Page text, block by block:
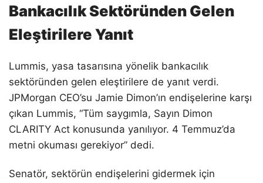
Bankacılık Sektöründen Gelen
Eleştirilere Yanıt
Lummis, yasa tasarısına yönelik bankacılık
sektöründen gelen eleştirilere de yanıt verdi.
JPMorgan CEO’su Jamie Dimon’ın endişelerine karşı
çıkan Lummis, “Tüm saygımla, Sayın Dimon
CLARITY Act konusunda yanılıyor. 4 Temmuz’da
metni okuması gerekiyor” dedi.
Senatör, sektörün endişelerini gidermek için